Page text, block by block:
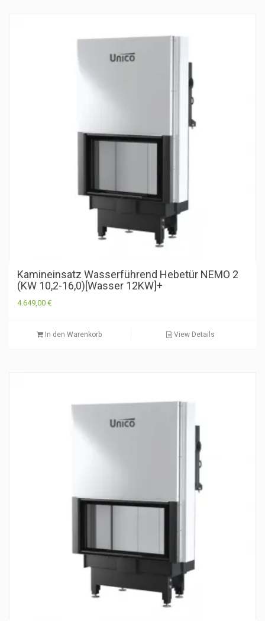
Kamineinsatz Wasserführend Hebetür NEMO 2
(KW 10,2-16,0)[Wasser 12KW]+
4.649,00 €
In den Warenkorb View Details